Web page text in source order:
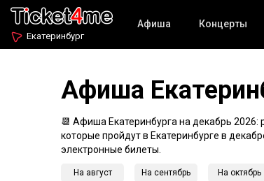
Екатеринбург
Афиша Концерты
Афиша
📆 Афиша Екатеринбурга на декабрь 2026:
которые пройдут в Екатеринбурге в
электронные билеты.
На август На сентябрь На октябрь